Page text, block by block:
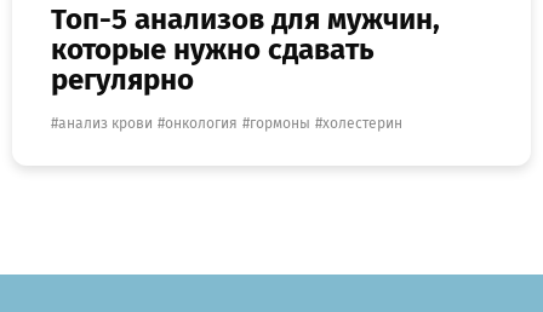
Топ-5 анализов для мужчин,
которые нужно сдавать
регулярно
анализ крови онкология гормоны холестерин